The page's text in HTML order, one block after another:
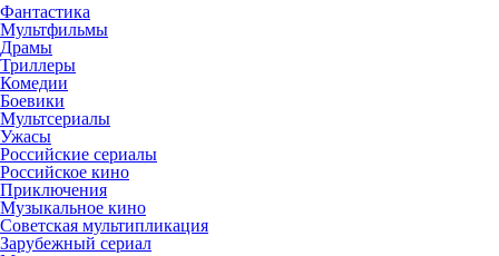
Фантастика
Мультфильмы
Драмы
Триллеры
Комедии
Боевики
Мультсериалы
Ужасы
Российские сериалы
Российское кино
Приключения
Музыкальное кино
Советская мультипликация
Зарубежный сериал